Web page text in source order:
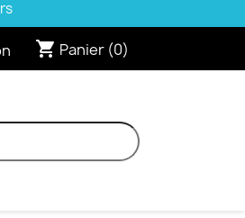
shopping_cart Panier (0)